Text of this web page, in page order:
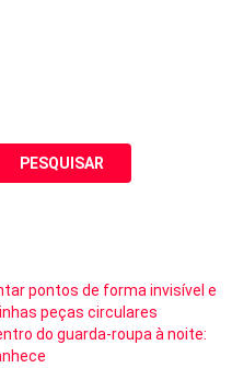
PESQUISAR
pontos de forma invisível e
peças circulares
do guarda-roupa à noite: